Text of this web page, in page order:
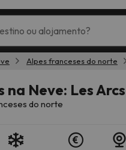
Hotéis de
Alpes franceses do norte
na Neve: Les Arcs
do norte